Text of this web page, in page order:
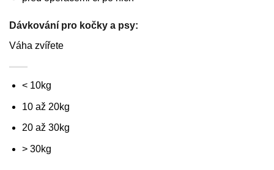
Dávkování pro kočky a psy:
Váha zvířete
< 10kg
10 až 20kg
20 až 30kg
> 30kg